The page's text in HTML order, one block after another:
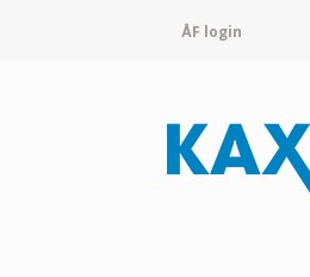
ÅF login